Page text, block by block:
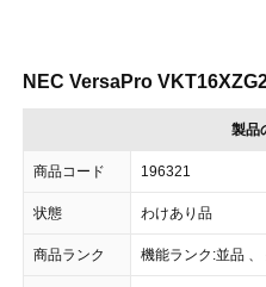
NEC VersaPro
製品
商品コード 196321
状態 わけあり品
商品ランク 機能ランク:並品